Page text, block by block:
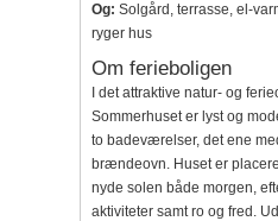
Og: Solgård, terrasse, el-
ryger hus
Om ferieboligen
I det attraktive natur- og
Sommerhuset er lyst og
to badeværelser, det ene
brændeovn. Huset er
nyde solen både morgen,
aktiviteter samt ro og fred.